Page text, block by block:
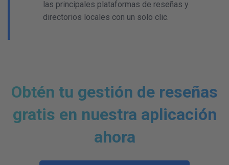
las principales plataformas de reseñas y
directorios locales con un solo clic.
Obtén tu gestión de reseñas
gratis en nuestra aplicación
ahora